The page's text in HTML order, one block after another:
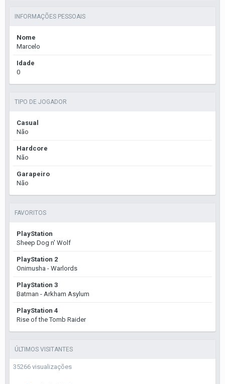
INFORMAÇÕES PESSOAIS
Nome
Marcelo
Idade
0
TIPO DE JOGADOR
Casual
Não
Hardcore
Não
Garapeiro
Não
FAVORITOS
PlayStation
Sheep Dog n' Wolf
PlayStation 2
Onimusha - Warlords
PlayStation 3
Batman - Arkham Asylum
PlayStation 4
Rise of the Tomb Raider
ÚLTIMOS VISITANTES
35266 visualizações